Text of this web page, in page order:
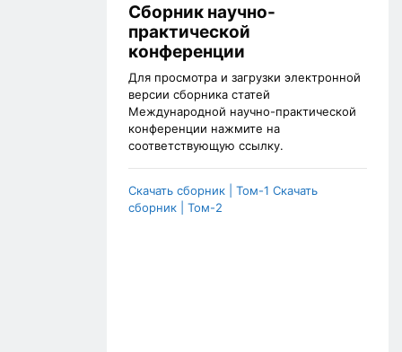
Сборник научно-
практической
конференции
Для просмотра и загрузки электронной
версии сборника статей
Международной научно-практической
конференции нажмите на
соответствующую ссылку.
Скачать сборник | Том-1 Скачать
сборник | Том-2